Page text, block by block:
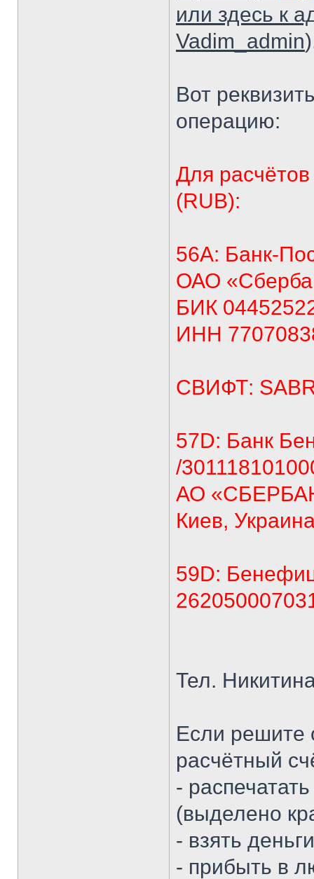
или здесь к
Vadim_admin
Вот
операцию:
Для
(RUB):
56A: Банк-
ОАО
БИК
ИНН
СВИФТ:
57D: Банк
/
АО
Киев,
59D:
Тел.
Если решите
расчётный
-
(выделено
- взять
- прибыть в